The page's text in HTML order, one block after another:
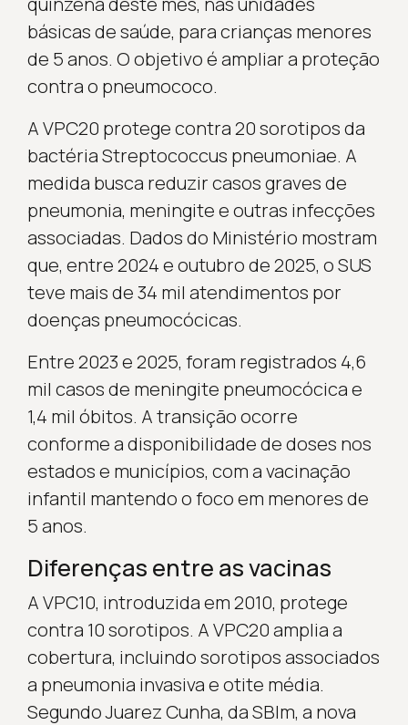
básicas de saúde, para crianças menores
de 5 anos. O objetivo é ampliar a proteção
contra o pneumococo.
A VPC20 protege contra 20 sorotipos da
bactéria Streptococcus pneumoniae. A
medida busca reduzir casos graves de
pneumonia, meningite e outras infecções
associadas. Dados do Ministério mostram
que, entre 2024 e outubro de 2025, o SUS
teve mais de 34 mil atendimentos por
doenças pneumocócicas.
Entre 2023 e 2025, foram registrados 4,6
mil casos de meningite pneumocócica e
1,4 mil óbitos. A transição ocorre
conforme a disponibilidade de doses nos
estados e municípios, com a vacinação
infantil mantendo o foco em menores de
5 anos.
Diferenças entre as vacinas
A VPC10, introduzida em 2010, protege
contra 10 sorotipos. A VPC20 amplia a
cobertura, incluindo sorotipos associados
a pneumonia invasiva e otite média.
Segundo Juarez Cunha, da SBIm, a nova